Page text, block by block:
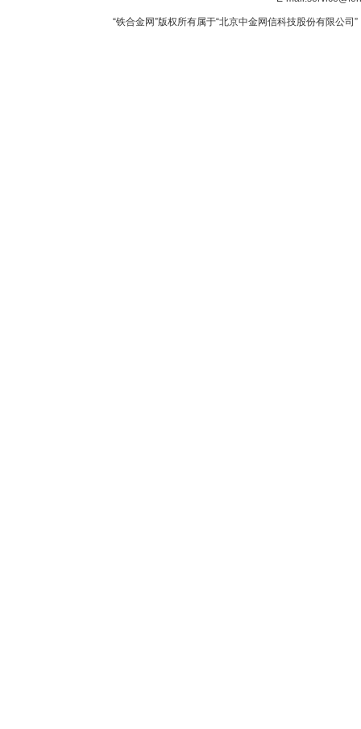
“铁合金网”版权所有属于“北京中金网信科技股份有限公司